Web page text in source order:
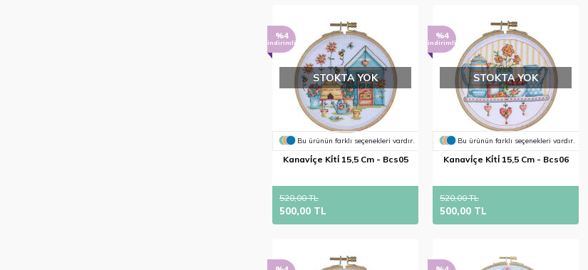
%4
indirimli
STOKTA YOK
Bu ürünün farklı seçenekleri vardır.
Kanavi̇çe Ki̇ti̇ 15,5 Cm - Bcs05
520,00 TL
500,00 TL
%4
indirimli
STOKTA YOK
Bu ürünün farklı seçenekleri vardır.
Kanavi̇çe Ki̇ti̇ 15,5 Cm - Bcs06
520,00 TL
500,00 TL